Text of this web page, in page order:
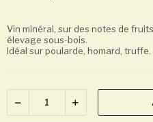
Vin minéral, sur des notes de
élevage sous-bois.
Idéal sur poularde, homard, truffe.